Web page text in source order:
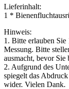
Lieferinhalt:
1 *
Hinweis:
1. Bitte erlauben
Messung. Bitte
ausmacht, bevor Sie
2. Aufgrund des
spiegelt das
wider. Vielen Dank.